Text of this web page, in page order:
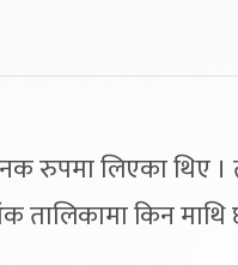
रुपमा लिएका थिए ।
तालिकामा किन